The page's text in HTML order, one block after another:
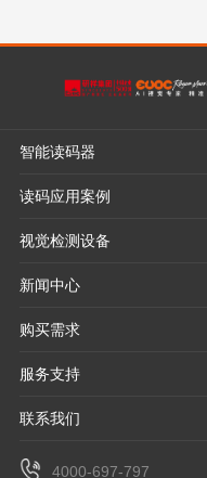
智能读码器
读码应用案例
视觉检测设备
新闻中心
购买需求
服务支持
联系我们
4000-697-797